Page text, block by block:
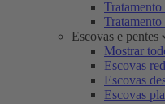
Escovas e pentes
Mostrar
Escovas
Escovas
Escovas